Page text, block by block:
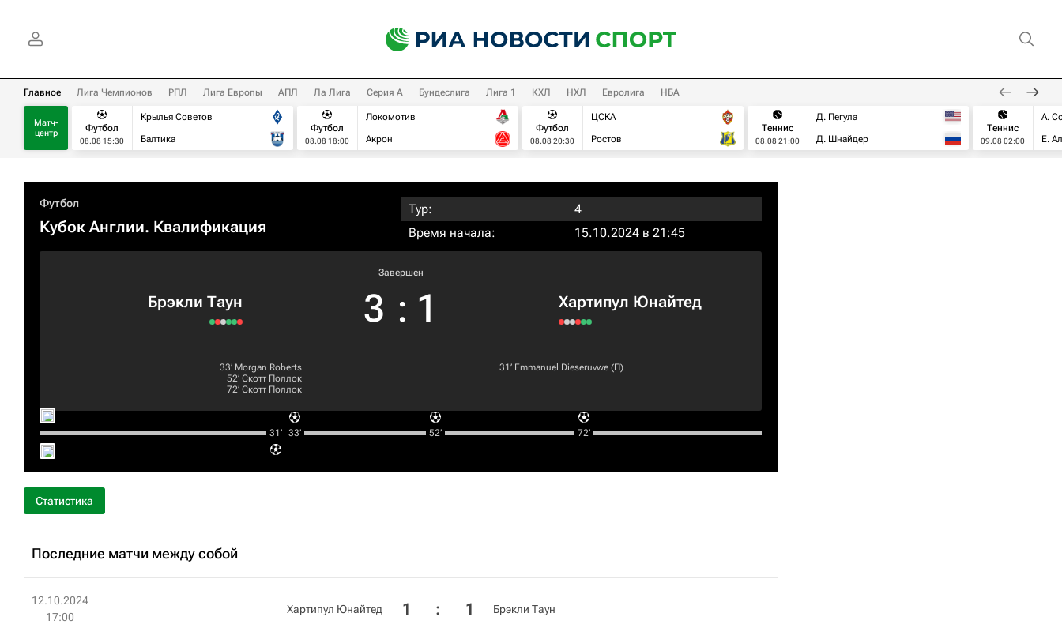
Главное Лига Чемпионов РПЛ Лига Европы АПЛ Ла Лига Серия А Бундеслига Лига 1 КХЛ НХЛ Евролига НБА
Матч-
центр
Футбол
08.08 15:30
Крылья Советов
Балтика
Футбол
08.08 18:00
Локомотив
Акрон
Футбол
08.08 20:30
ЦСКА
Ростов
Теннис
08.08 21:00
Д. Пегула
Д. Шнайдер
Теннис
09.08 02:00
А.
Е.
Футбол
Кубок Англии. Квалификация
Тур:
4
Время начала:
15.10.2024 в 21:45
Брэкли Таун
Завершен
3 : 1 Хартипул Юнайтед
33‎’‎ Morgan Roberts
52‎’‎ Скотт Поллок
72‎’‎ Скотт Поллок
31‎’‎ Emmanuel Dieseruvwe (П)
31‎’‎ 33‎’‎ 52‎’‎ 72‎’‎
Статистика
Последние матчи между собой
12.10.2024
17:00
Хартипул Юнайтед 1 : 1 Брэкли Таун